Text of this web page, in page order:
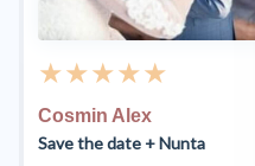
★ ★ ★ ★ ★
Cosmin Alex
Save the date + Nunta